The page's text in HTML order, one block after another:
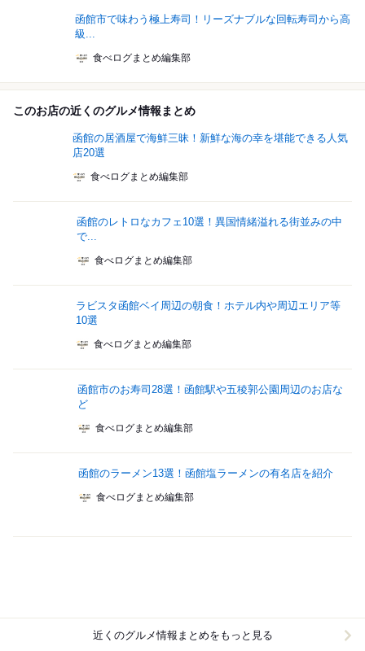
函館市で味わう極上寿司！リーズナブルな回転寿司から高
級...
食べログまとめ編集部
このお店の近くのグルメ情報まとめ
函館の居酒屋で海鮮三昧！新鮮な海の幸を堪能できる人気
店20選
食べログまとめ編集部
函館のレトロなカフェ10選！異国情緒溢れる街並みの中
で...
食べログまとめ編集部
ラビスタ函館ベイ周辺の朝食！ホテル内や周辺エリア等
10選
食べログまとめ編集部
函館市のお寿司28選！函館駅や五稜郭公園周辺のお店な
ど
食べログまとめ編集部
函館のラーメン13選！函館塩ラーメンの有名店を紹介
食べログまとめ編集部
近くのグルメ情報まとめをもっと見る